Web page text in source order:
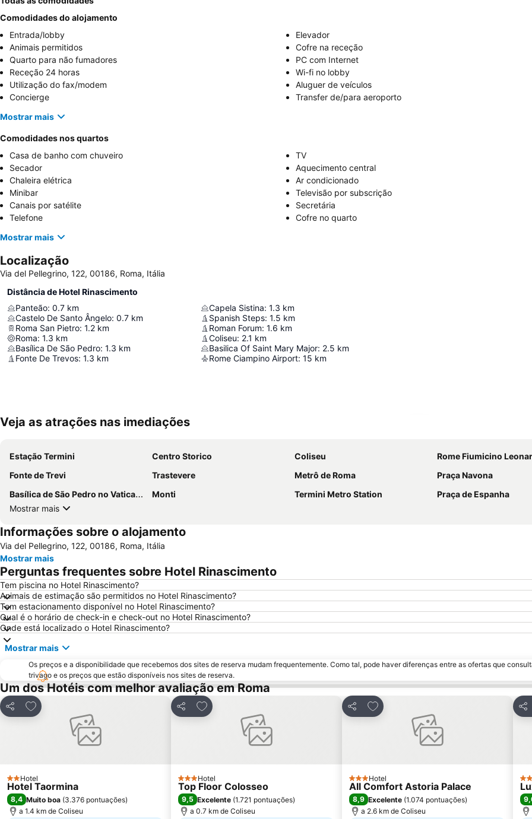
Comodidades do alojamento
Entrada/lobby
Elevador
Animais permitidos
Cofre na receção
Quarto para não fumadores
PC com Internet
Receção 24 horas
Wi-fi no lobby
Utilização do fax/modem
Aluguer de veículos
Concierge
Transfer de/para aeroporto
Mostrar mais
Comodidades nos quartos
Casa de banho com chuveiro
TV
Secador
Aquecimento central
Chaleira elétrica
Ar condicionado
Minibar
Televisão por subscrição
Canais por satélite
Secretária
Telefone
Cofre no quarto
Mostrar mais
Localização
Via del Pellegrino, 122, 00186, Roma, Itália
Distância de Hotel Rinascimento
Panteão: 0.7 km
Castelo De Santo Ângelo: 0.7 km
Roma San Pietro: 1.2 km
Roma: 1.3 km
Basílica De São Pedro: 1.3 km
Fonte De Trevos: 1.3 km
Capela Sistina: 1.3 km
Spanish Steps: 1.5 km
Roman Forum: 1.6 km
Coliseu: 2.1 km
Basilica Of Saint Mary Major: 2.5 km
Rome Ciampino Airport: 15 km
Veja as atrações nas imediações
Estação Termini Centro Storico Coliseu
Rome Fiumicino Leonardo da Vinci
Fonte de Trevi
Trastevere Metrô de Roma
Praça Navona
Basílica de São Pedro no Vaticano
Monti Termini Metro Station
Praça de Espanha
Mostrar mais
Informações sobre o alojamento
Via del Pellegrino, 122, 00186, Roma, Itália
Mostrar mais
Perguntas frequentes sobre Hotel Rinascimento
Tem piscina no Hotel Rinascimento?
Animais de estimação são permitidos no Hotel Rinascimento?
Tem estacionamento disponível no Hotel Rinascimento?
Qual é o horário de check-in e check-out no Hotel Rinascimento?
Onde está localizado o Hotel Rinascimento?
Mostrar mais
Os preços e a disponibilidade que recebemos dos sites de reserva mudam frequentemente. Como tal, pode haver diferenças entre as ofertas que
trivago e os preços que estão disponíveis nos sites de reserva.
Um dos Hotéis com melhor avaliação em Roma
Partilhar
Adicionar aos favoritos
2 Estrelas
Hotel
Hotel Taormina
8,4 Muito boa (3.376 pontuações)
a 1.4 km de Coliseu
Partilhar
Adicionar aos favoritos
3 Estrelas
Hotel
Top Floor Colosseo
9,5 Excelente (1.721 pontuações)
a 0.7 km de Coliseu
Partilhar
Adicionar aos favoritos
3 Estrelas
Hotel
All Comfort Astoria Palace
8,9 Excelente (1.074 pontuações)
a 2.6 km de Coliseu
4